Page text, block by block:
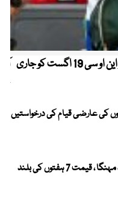
کیریبین پریمیئر لیگ ، قومی کرکٹرز کو این او سی 19 اگست کو جاری
کی عارضی قیام کی درخواستیں
عالمی مارکیٹ میں سونا مزید مہنگا ، قیمت 7 ہفتوں کی بلند